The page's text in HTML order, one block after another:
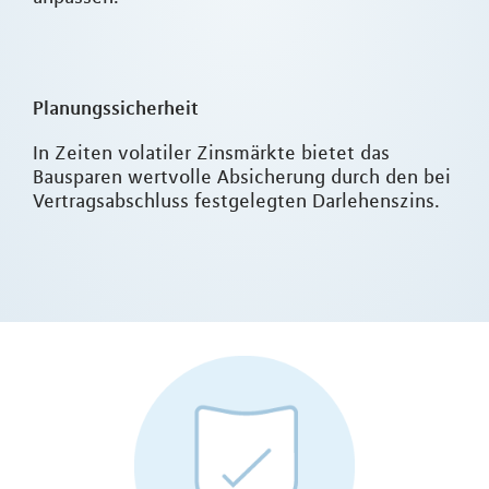
Planungssicherheit
In Zeiten volatiler Zinsmärkte bietet das
Bausparen wertvolle Absicherung durch den bei
Vertragsabschluss festgelegten Darlehenszins.